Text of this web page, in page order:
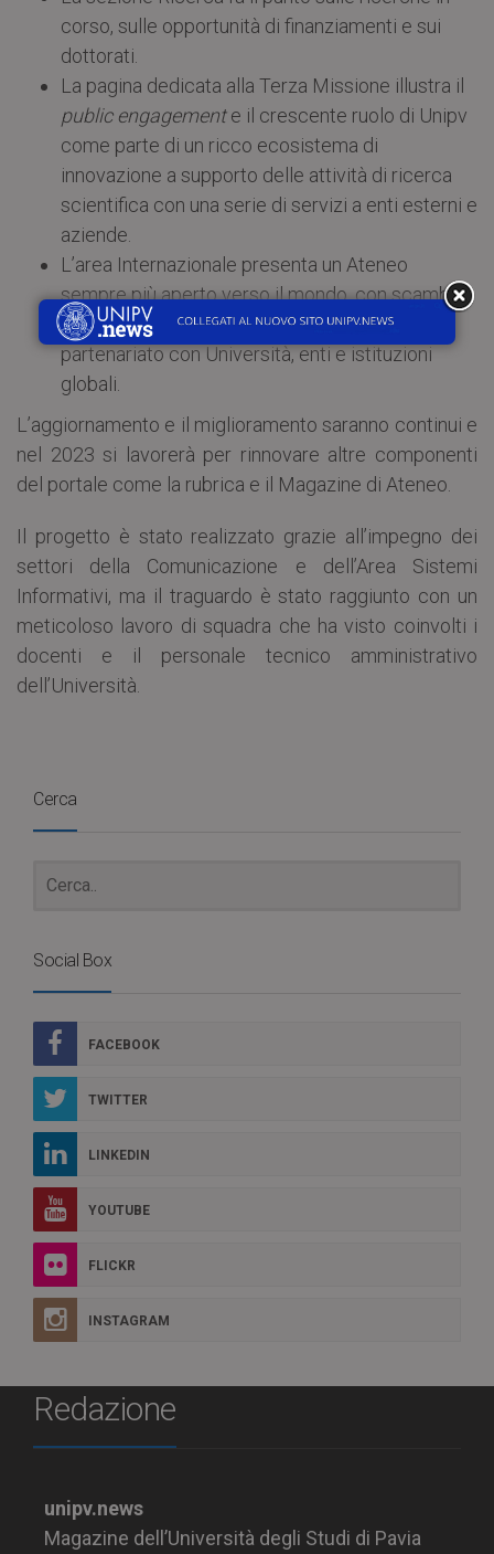
corso, sulle opportunità di finanziamenti e sui
dottorati.
La pagina dedicata alla Terza Missione illustra il
public engagemente il crescente ruolo di Unipv
come parte di un ricco ecosistema di
innovazione a supporto delle attività di ricerca
scientifica con una serie di servizi a enti esterni e
aziende.
L’area Internazionale presenta un Ateneo
sempre più aperto verso il mondo, con scambi
studenteschi, progetti di mobilità e accordi di
partenariato con Università, enti e istituzioni
globali.
L’aggiornamento e il miglioramento saranno continui e
nel 2023 si lavorerà per rinnovare altre componenti
del portale come la rubrica e il Magazine di Ateneo.
Il progetto è stato realizzato grazie all’impegno dei
settori della Comunicazione e dell’Area Sistemi
Informativi, ma il traguardo è stato raggiunto con un
meticoloso lavoro di squadra che ha visto coinvolti i
docenti e il personale tecnico amministrativo
dell’Università.
Cerca
Social Box
FACEBOOK
TWITTER
LINKEDIN
YOUTUBE
FLICKR
INSTAGRAM
Redazione
unipv.news
Magazine dell’Università degli Studi di Pavia